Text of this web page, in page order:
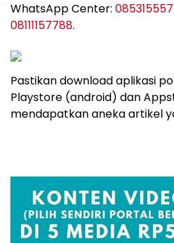
WhatsApp Center:
08111157788.
Pastikan download aplikasi
Playstore (android) dan
mendapatkan aneka artikel